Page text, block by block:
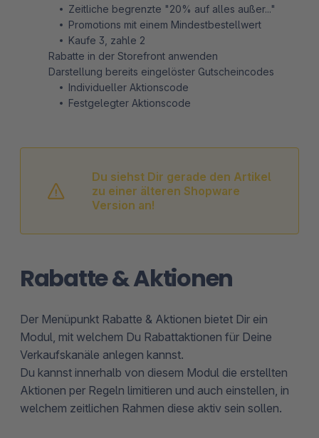
Du siehst Dir gerade den Artikel
zu einer älteren Shopware
Version an!
Rabatte & Aktionen
Der Menüpunkt Rabatte & Aktionen bietet Dir ein
Modul, mit welchem Du Rabattaktionen für Deine
Verkaufskanäle anlegen kannst.
Du kannst innerhalb von diesem Modul die erstellten
Aktionen per Regeln limitieren und auch einstellen, in
welchem zeitlichen Rahmen diese aktiv sein sollen.
Zeitliche begrenzte "20% auf alles außer..."
Promotions mit einem Mindestbestellwert
Kaufe 3, zahle 2
Rabatte in der Storefront anwenden
Darstellung bereits eingelöster Gutscheincodes
Individueller Aktionscode
Festgelegter Aktionscode